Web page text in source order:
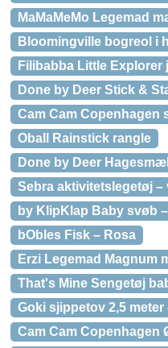
MaMaMeMo Legemad
Bloomingville bogreol i
Filibabba Little
Done by Deer Stick &
Cam Cam Copenhagen
Oball Rainstick rangle
Done by Deer
Sebra aktivitetslegetøj –
by KlipKlap Baby svøb
bObles Fisk – Rosa
Erzi Legemad Magnum
That's Mine Sengetøj
Goki sjippetov 2,5 meter
Cam Cam Copenhagen